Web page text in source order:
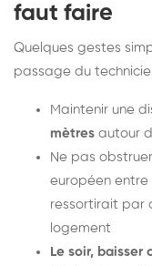
faut faire
Quelques gestes
passage du
Maintenir une
mètres autour
Ne pas
européen entre
ressortirait par
logement
Le soir,